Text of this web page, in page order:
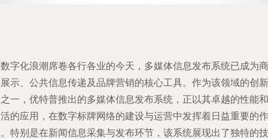
字化浪潮席卷各行各业的今天，多媒体信息发布系统已成为商
示、公共信息传递及品牌营销的核心工具。作为该领域的创新
一，优特普推出的多媒体信息发布系统，正以其卓越的性能和
的应用，在数字标牌网络的建设与运营中发挥着日益重要的作
特别是在新闻信息采集与发布环节，该系统展现出了独特的技